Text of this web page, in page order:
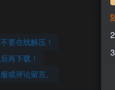
要在线解压！
再下载！
或评论留言。